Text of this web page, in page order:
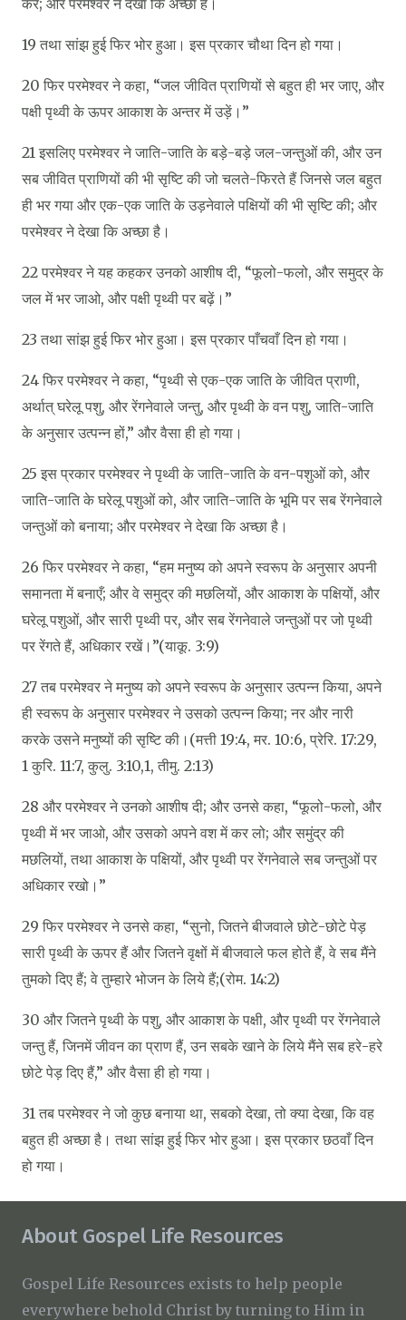
19 तथा सांझ हुई फिर भोर हुआ। इस प्रकार चौथा दिन हो गया।
20 फिर परमेश्‍वर ने कहा, “जल जीवित प्राणियों से बहुत ही भर जाए, और
पक्षी पृथ्वी के ऊपर आकाश के अन्तर में उड़ें।”
21 इसलिए परमेश्‍वर ने जाति-जाति के बड़े-बड़े जल-जन्तुओं की, और उन
सब जीवित प्राणियों की भी सृष्टि की जो चलते-फिरते हैं जिनसे जल बहुत
ही भर गया और एक-एक जाति के उड़नेवाले पक्षियों की भी सृष्टि की; और
परमेश्‍वर ने देखा कि अच्छा है।
22 परमेश्‍वर ने यह कहकर उनको आशीष दी, “फूलो-फलो, और समुद्र के
जल में भर जाओ, और पक्षी पृथ्वी पर बढ़ें।”
23 तथा सांझ हुई फिर भोर हुआ। इस प्रकार पाँचवाँ दिन हो गया।
24 फिर परमेश्‍वर ने कहा, “पृथ्वी से एक-एक जाति के जीवित प्राणी,
अर्थात् घरेलू पशु, और रेंगनेवाले जन्तु, और पृथ्वी के वन पशु, जाति-जाति
के अनुसार उत्‍पन्‍न हों,” और वैसा ही हो गया।
25 इस प्रकार परमेश्‍वर ने पृथ्वी के जाति-जाति के वन-पशुओं को, और
जाति-जाति के घरेलू पशुओं को, और जाति-जाति के भूमि पर सब रेंगनेवाले
जन्तुओं को बनाया; और परमेश्‍वर ने देखा कि अच्छा है।
26 फिर परमेश्‍वर ने कहा, “हम मनुष्य को अपने स्वरूप के अनुसार अपनी
समानता में बनाएँ; और वे समुद्र की मछलियों, और आकाश के पक्षियों, और
घरेलू पशुओं, और सारी पृथ्वी पर, और सब रेंगनेवाले जन्तुओं पर जो पृथ्वी
पर रेंगते हैं, अधिकार रखें।”(याकू. 3:9)
27 तब परमेश्‍वर ने मनुष्य को अपने स्वरूप के अनुसार उत्‍पन्‍न किया, अपने
ही स्वरूप के अनुसार परमेश्‍वर ने उसको उत्‍पन्‍न किया; नर और नारी
करके उसने मनुष्यों की सृष्टि की।(मत्ती 19:4, मर. 10:6, प्रेरि. 17:29,
1 कुरि. 11:7, कुलु. 3:10,1, तीमु. 2:13)
28 और परमेश्‍वर ने उनको आशीष दी; और उनसे कहा, “फूलो-फलो, और
पृथ्वी में भर जाओ, और उसको अपने वश में कर लो; और समुंद्र की
मछलियों, तथा आकाश के पक्षियों, और पृथ्वी पर रेंगनेवाले सब जन्तुओं पर
अधिकार रखो।”
29 फिर परमेश्‍वर ने उनसे कहा, “सुनो, जितने बीजवाले छोटे-छोटे पेड़
सारी पृथ्वी के ऊपर हैं और जितने वृक्षों में बीजवाले फल होते हैं, वे सब मैंने
तुमको दिए हैं; वे तुम्हारे भोजन के लिये हैं;(रोम. 14:2)
30 और जितने पृथ्वी के पशु, और आकाश के पक्षी, और पृथ्वी पर रेंगनेवाले
जन्तु हैं, जिनमें जीवन का प्राण हैं, उन सबके खाने के लिये मैंने सब हरे-हरे
छोटे पेड़ दिए हैं,” और वैसा ही हो गया।
31 तब परमेश्‍वर ने जो कुछ बनाया था, सबको देखा, तो क्या देखा, कि वह
बहुत ही अच्छा है। तथा सांझ हुई फिर भोर हुआ। इस प्रकार छठवाँ दिन
हो गया।
About Gospel Life Resources
Gospel Life Resources exists to help people
everywhere behold Christ by turning to Him in